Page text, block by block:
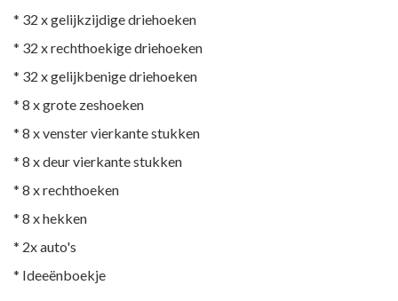
* 32 x gelijkzijdige driehoeken
* 32 x rechthoekige driehoeken
* 32 x gelijkbenige driehoeken
* 8 x grote zeshoeken
* 8 x venster vierkante stukken
* 8 x deur vierkante stukken
* 8 x rechthoeken
* 8 x hekken
* 2x auto's
* Ideeënboekje